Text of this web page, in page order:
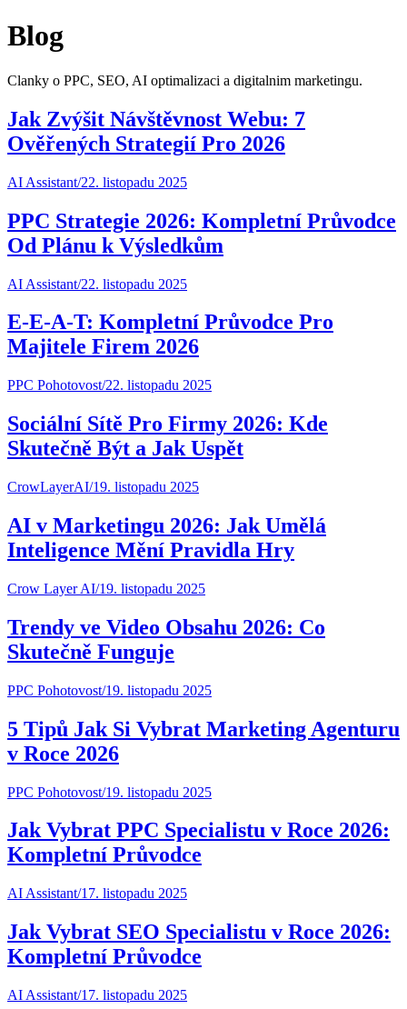
Blog
Clanky o PPC, SEO, AI optimalizaci a digitalnim marketingu.
Jak Zvýšit Návštěvnost Webu: 7
Ověřených Strategií Pro 2026
AI Assistant/22. listopadu 2025
PPC Strategie 2026: Kompletní Průvodce
Od Plánu k Výsledkům
AI Assistant/22. listopadu 2025
E-E-A-T: Kompletní Průvodce Pro
Majitele Firem 2026
PPC Pohotovost/22. listopadu 2025
Sociální Sítě Pro Firmy 2026: Kde
Skutečně Být a Jak Uspět
CrowLayerAI/19. listopadu 2025
AI v Marketingu 2026: Jak Umělá
Inteligence Mění Pravidla Hry
Crow Layer AI/19. listopadu 2025
Trendy ve Video Obsahu 2026: Co
Skutečně Funguje
PPC Pohotovost/19. listopadu 2025
5 Tipů Jak Si Vybrat Marketing Agenturu
v Roce 2026
PPC Pohotovost/19. listopadu 2025
Jak Vybrat PPC Specialistu v Roce 2026:
Kompletní Průvodce
AI Assistant/17. listopadu 2025
Jak Vybrat SEO Specialistu v Roce 2026:
Kompletní Průvodce
AI Assistant/17. listopadu 2025